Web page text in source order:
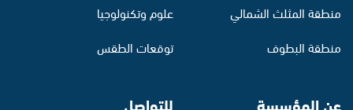
منطقة المثلث الشمالي
منطقة البطوف
علوم وتكنولوجيا
توقعات الطقس
عن المؤسسة للتواصل